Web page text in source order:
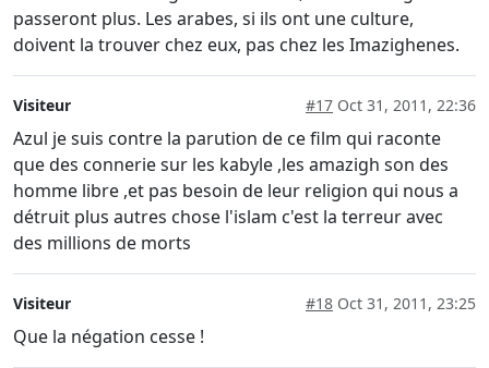
passeront plus. Les arabes, si ils ont une culture,
doivent la trouver chez eux, pas chez les Imazighenes.
Visiteur #17 Oct 31, 2011, 22:36
Azul je suis contre la parution de ce film qui raconte
que des connerie sur les kabyle ,les amazigh son des
homme libre ,et pas besoin de leur religion qui nous a
détruit plus autres chose l'islam c'est la terreur avec
des millions de morts
Visiteur #18 Oct 31, 2011, 23:25
Que la négation cesse !